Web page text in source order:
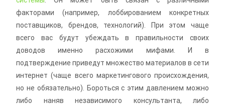
факторами (например, лоббированием конкретных
поставщиков, брендов, технологий). При этом чаще
всего вас будут убеждать в правильности своих
доводов именно расхожими мифами. И в
подтверждение приведут множество материалов в сети
интернет (чаще всего маркетингового происхождения,
но не обязательно). Бороться с этим давлением можно
либо наняв независимого консультанта, либо